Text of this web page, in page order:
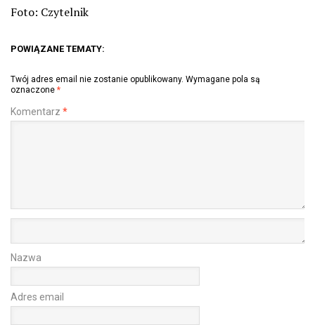
Foto: Czytelnik
POWIĄZANE TEMATY:
Twój adres email nie zostanie opublikowany. Wymagane pola są
oznaczone *
Komentarz *
Nazwa
Adres email